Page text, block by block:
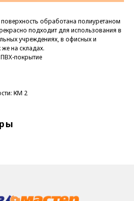
обработана полиуретаном
подходит для использования в
учреждениях, в офисных и
на складах.
покрытие
КМ 2